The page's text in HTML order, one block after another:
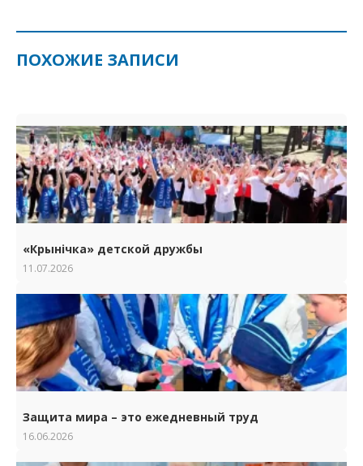
ПОХОЖИЕ ЗАПИСИ
«Крынічка» детской дружбы
11.07.2026
Защита мира – это ежедневный труд
16.06.2026